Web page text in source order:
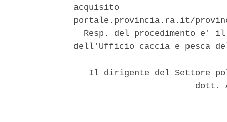
acquisito
portale.provincia.ra.it/
Resp. del procedimento e'
dell'Ufficio caccia e pesca
Il dirigente del Settore